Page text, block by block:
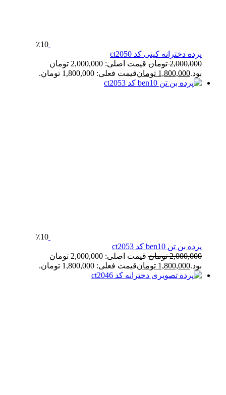
٪10
پرده دخترانه کیتی کد ct2050
2,000,000 تومان
قیمت اصلی: 2,000,000 تومان
بود.1,800,000 تومانقیمت فعلی: 1,800,000 تومان.
٪10
پرده بن تن ben10 کد ct2053
2,000,000 تومان
قیمت اصلی: 2,000,000 تومان
بود.1,800,000 تومانقیمت فعلی: 1,800,000 تومان.